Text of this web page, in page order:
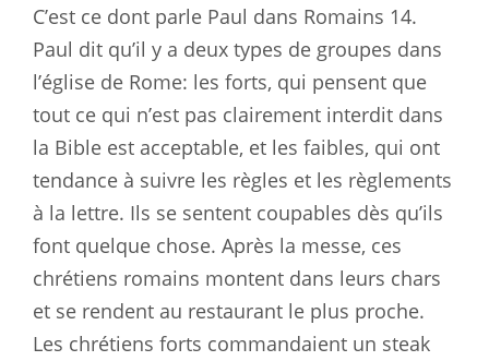
C’est ce dont parle Paul dans Romains 14.
Paul dit qu’il y a deux types de groupes dans
l’église de Rome: les forts, qui pensent que
tout ce qui n’est pas clairement interdit dans
la Bible est acceptable, et les faibles, qui ont
tendance à suivre les règles et les règlements
à la lettre. Ils se sentent coupables dès qu’ils
font quelque chose. Après la messe, ces
chrétiens romains montent dans leurs chars
et se rendent au restaurant le plus proche.
Les chrétiens forts commandaient un steak